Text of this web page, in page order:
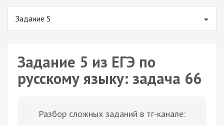
Задание 5
Задание 5 из ЕГЭ по
русскому языку: задача 66
Разбор сложных заданий в тг-канале: